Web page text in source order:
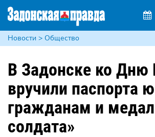
Новости > Общество
В Задонске ко Дню
вручили паспорта
гражданам и
солдата»